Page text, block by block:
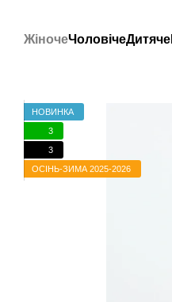
ЖіночеЧоловічеДитяче
НОВИНКА
3
3
ОСІНЬ-ЗИМА 2025-2026